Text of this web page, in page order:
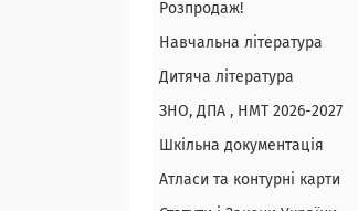
Розпродаж!
Навчальна література
Дитяча література
ЗНО, ДПА , НМТ 2026-2027
Шкільна документація
Атласи та контурні карти